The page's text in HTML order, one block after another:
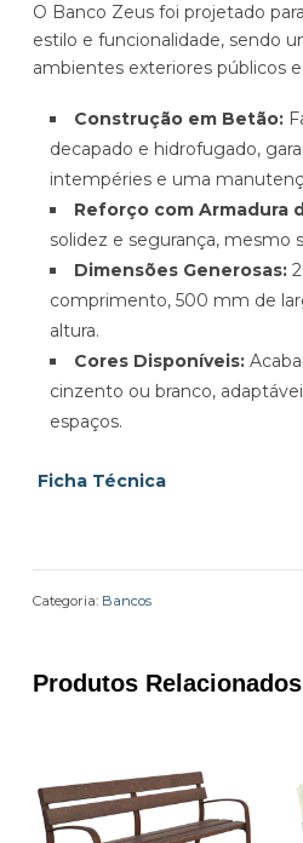
O Banco Zeus foi projetado
estilo e funcionalidade, sendo
ambientes exteriores públicos
Construção em Betão:
decapado e hidrofugado,
intempéries e uma
Reforço com Armadura
solidez e segurança, mesmo
Dimensões Generosas:
comprimento, 500 mm de
altura.
Cores Disponíveis:
cinzento ou branco,
espaços.
Ficha Técnica
Categoria: Bancos
Produtos Relacionados